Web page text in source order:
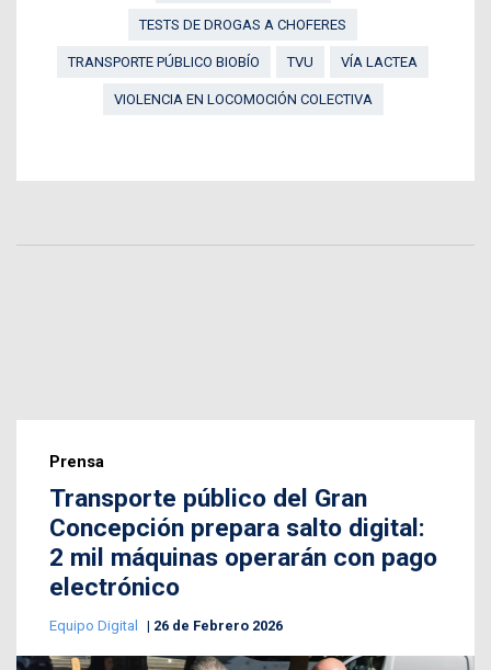
TESTS DE DROGAS A CHOFERES
TRANSPORTE PÚBLICO BIOBÍO TVU VÍA LACTEA
VIOLENCIA EN LOCOMOCIÓN COLECTIVA
Prensa
Transporte público del Gran
Concepción prepara salto digital:
2 mil máquinas operarán con pago
electrónico
Equipo Digital 26 de Febrero 2026